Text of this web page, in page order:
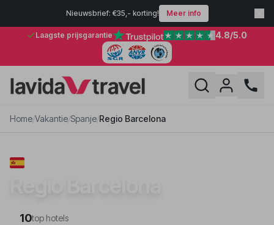
Nieuwsbrief: €35,- korting! Meer info
Laagste prijsgarantie 4.8/5.0
Home/Vakantie/Spanje/Regio Barcelona
10top hotels